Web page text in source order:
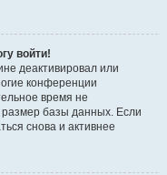
войти!
деактивировал или
конференции
время не
базы данных. Если
снова и активнее